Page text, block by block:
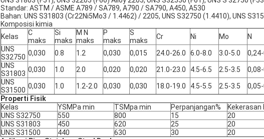
Standar: ASTM / ASME A789 / SA789, A790 / SA790, A450, A530
Bahan: UNS S31803 (Cr22Ni5Mo3 / 1.4462) / 2205, UNS S32750 (1.4410), UNS
Komposisi kimia
Kelas
C
maks
Si
maks
M N
maks
P
maks
S
maks
Cr Ni Mo
N
UNS
S32750 0,030 0.8 1.2 0,030 0,015 24.0-26.0 6.0-8.0 3.0-5.0
UNS
S31803 0,030 1.0 2.0 0,020 0,020 21.0-23.0 4.5-6.5 2.5-3.5
UNS
S31500 0,030 1.0 1.2-2.0 0,030 0,030 18.0-19.0 4.5-5.5 2.5-3.5
Properti Fisik
Kelas
YSMPa min TSMpa min Perpanjangan%
Kekerasan
UNS S32750
550 800 15
20
UNS S31803
450 620 25
20
UNS S31500
440 630 30
20